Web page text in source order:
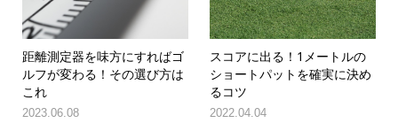
距離測定器を味方にすればゴ
ルフが変わる！その選び方は
これ
2023.06.08
スコアに出る！1メートルの
ショートパットを確実に決め
るコツ
2022.04.04